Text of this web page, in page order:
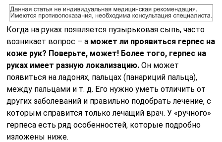
Когда на руках появляется пузырьковая сыпь, часто
возникает вопрос – а может ли проявиться герпес на
коже рук? Поверьте, может! Более того, герпес на
руках имеет разную локализацию. Он может
появиться на ладонях, пальцах (панариций пальца),
между пальцами и т. д. Его нужно уметь отличить от
других заболеваний и правильно подобрать лечение, с
которым справится только лечащий врач. У «ручного»
герпеса есть ряд особенностей, которые подробно
изложены ниже.